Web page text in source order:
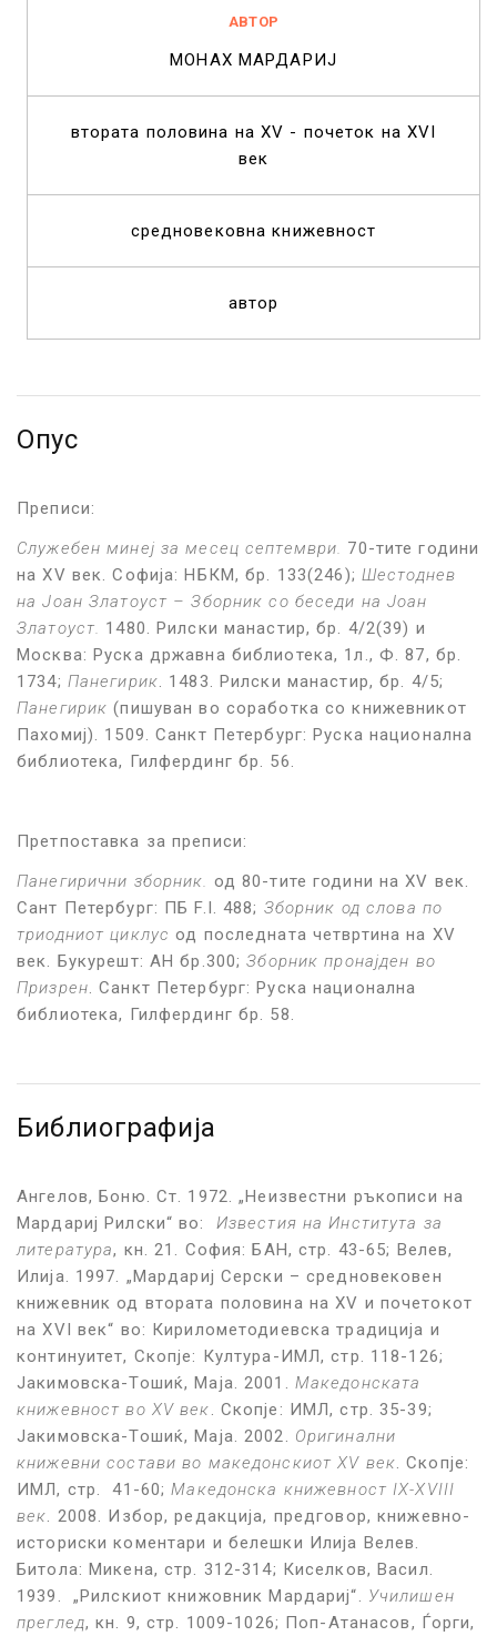
АВТОР
МОНАХ МАРДАРИЈ
втората половина на XV - почеток на XVI
век
средновековна книжевност
автор
Опус
Преписи:
Служебен минеј за месец септември.
70-тите години
на XV век. Софија: НБКМ, бр. 133(246); Шестоднев
на Јоан Златоуст –Зборник со беседи на Јоан
Златоуст. 1480. Рилски манастир, бр. 4/2(39) и
Москва: Руска државна библиотека, 1л., Ф. 87, бр.
1734; Панегирик . 1483. Рилски манастир, бр. 4/5;
Панегирик(пишуван во соработка со книжевникот
Пахомиј). 1509. Санкт Петербург: Руска национална
библиотека, Гилфердинг бр. 56.
Претпоставка за преписи:
Панегирични зборник.
од 80-тите години на XV век.
Сант Петербург: ПБ F.I. 488; Зборник од слова по
триодниот циклусод последната четвртина на XV
век. Букурешт: АН бр.300;Зборник пронајден во
Призрен . Санкт Петербург: Руска национална
библиотека, Гилфердинг бр. 58.
Библиографија
Ангелов, Боню. Ст. 1972. „Неизвестни ръкописи на
Мардариј Рилски“ во: Известия на Института за
литература, кн. 21. София: БАН, стр. 43-65; Велев,
Илија. 1997. „Мардариј Серски – средновековен
книжевник од втората половина на XV и почетокот
на XVI век“ во: Кирилометодиевска традиција и
континуитет, Скопје: Култура-ИМЛ, стр. 118-126;
Јакимовска-Тошиќ, Маја. 2001. Македонската
книжевност во XV век . Скопје: ИМЛ, стр. 35-39;
Јакимовска-Тошиќ, Маја. 2002. Оригинални
книжевни состави во македонскиот XV век . Скопје:
ИМЛ, стр. 41-60;Македонска книжевност IX-XVIII
век . 2008. Избор, редакција, предговор, книжевно-
историски коментари и белешки Илија Велев.
Битола: Микена, стр. 312-314; Киселков, Васил.
1939. „Рилскиот книжовник Мардариј“. Училишен
преглед, кн. 9, стр. 1009-1026; Поп-Атанасов, Ѓорги,